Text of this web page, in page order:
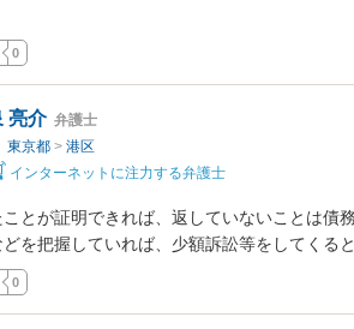
0
亮介 弁護士
東京都 > 港区
インターネットに注力する弁護士
とが証明できれば、返していないことは債
を把握していれば、少額訴訟等をしてくる
0